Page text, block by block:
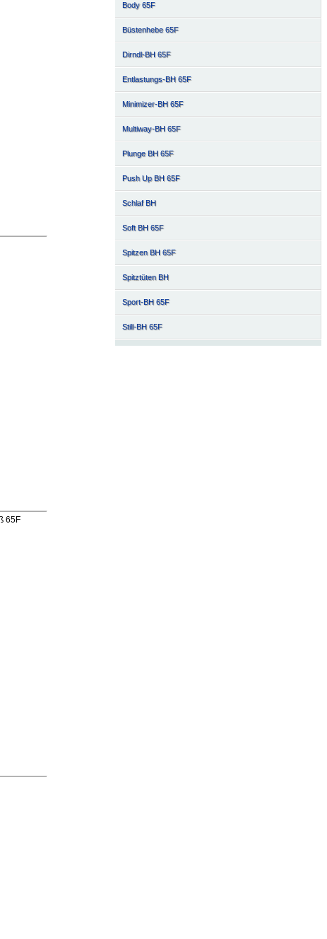
Body 65F
Büstenhebe 65F
Dirndl-BH 65F
Entlastungs-BH 65F
Minimizer-BH 65F
Multiway-BH 65F
Plunge BH 65F
Push Up BH 65F
Schlaf BH
Soft BH 65F
Spitzen BH 65F
Spitztüten BH
Sport-BH 65F
Still-BH 65F
65F